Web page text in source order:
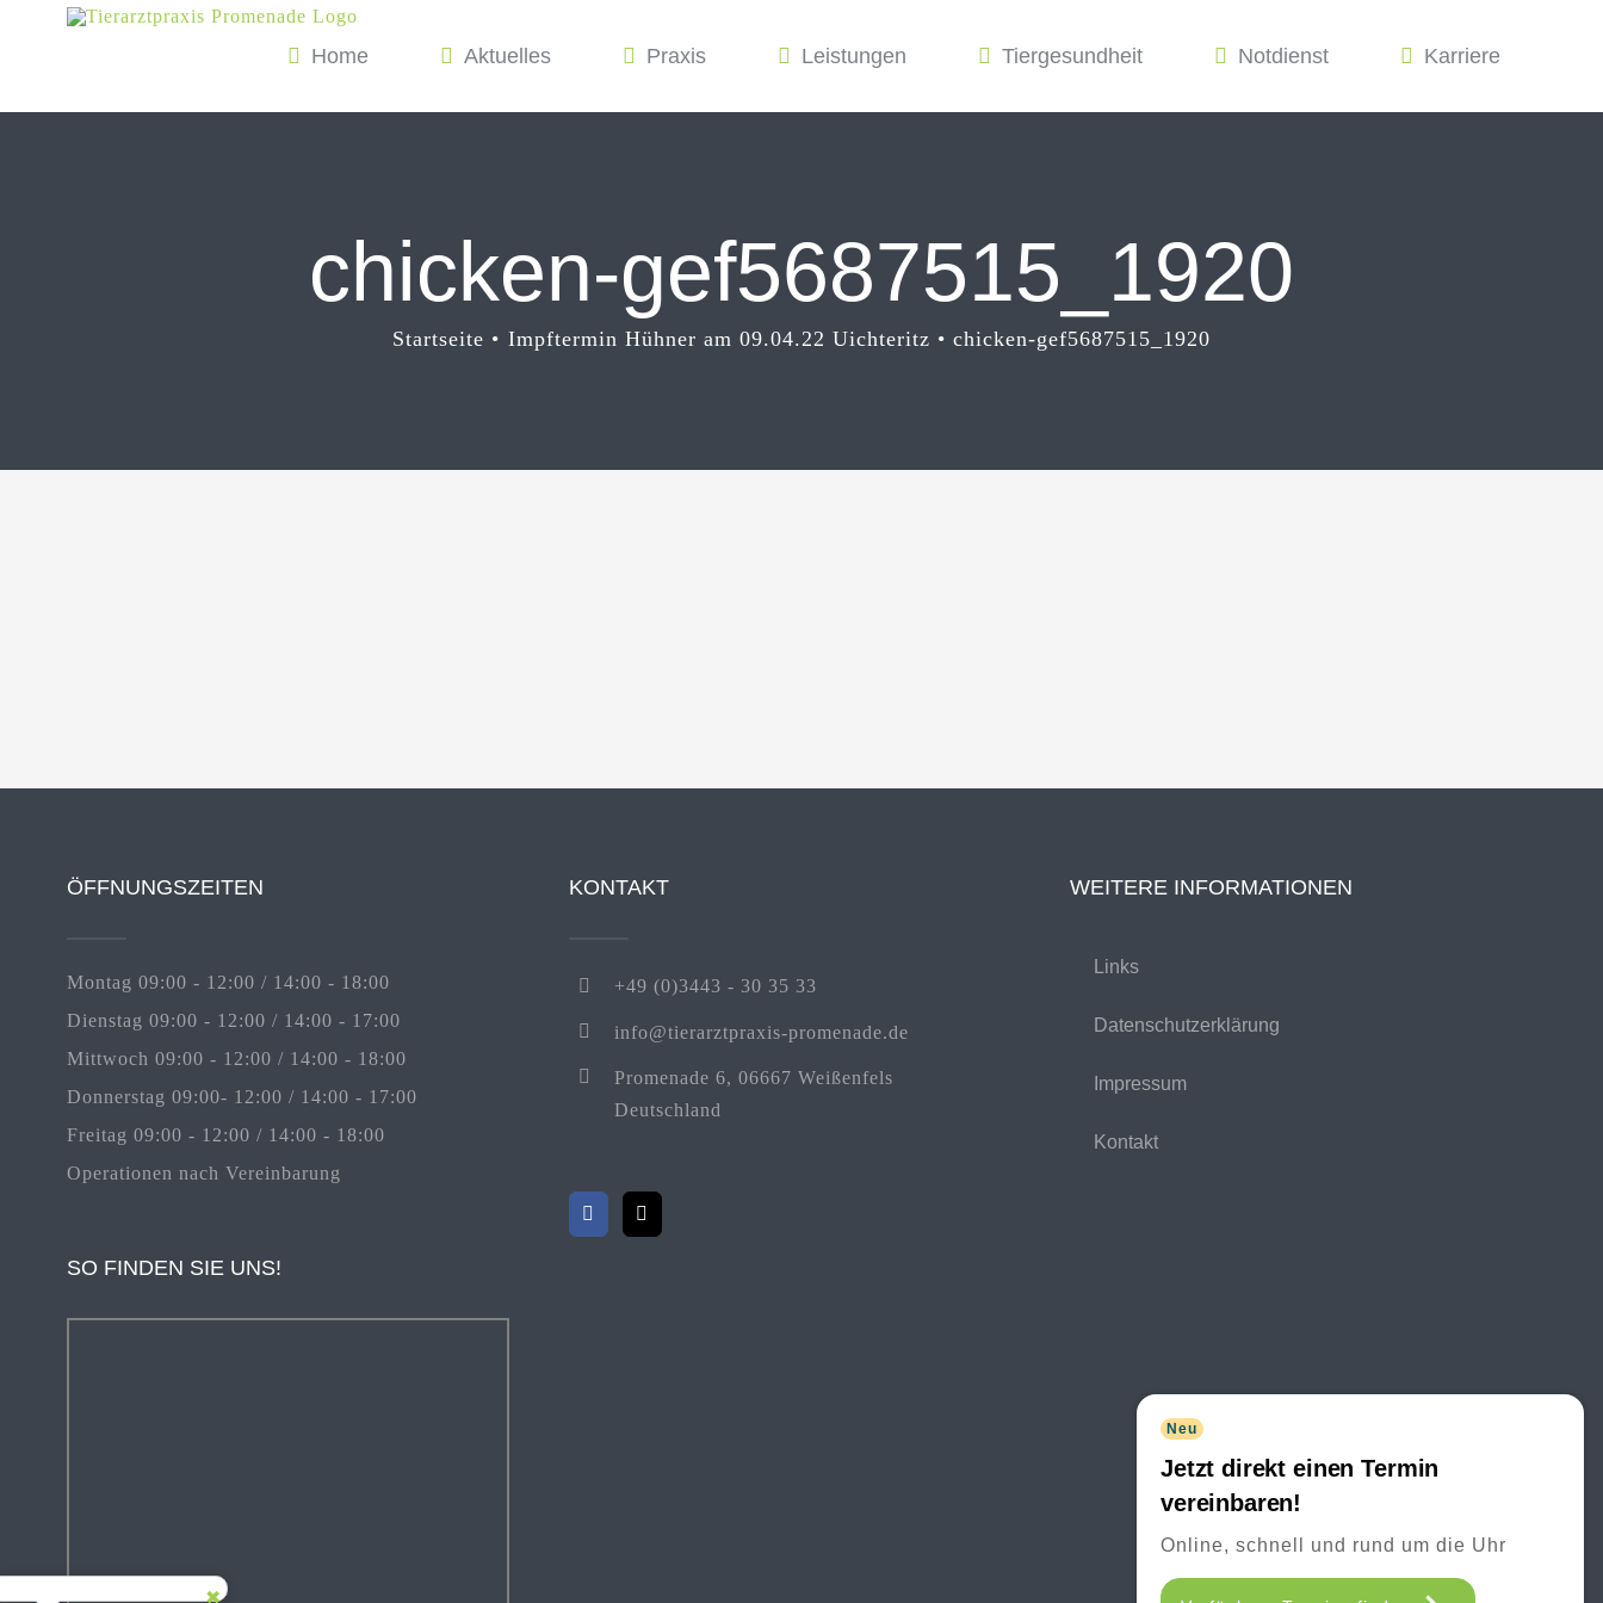
Neu
Jetzt direkt einen Termin
vereinbaren!
Online, schnell und rund um die Uhr
Home Aktuelles Praxis Leistungen Tiergesundheit Notdienst Karriere
chicken-gef5687515_1920
Startseite Impftermin Hühner am 09.04.22 Uichteritz chicken-gef5687515_1920
ÖFFNUNGSZEITEN
Montag 09:00 - 12:00 / 14:00 - 18:00
Dienstag 09:00 - 12:00 / 14:00 - 17:00
Mittwoch 09:00 - 12:00 / 14:00 - 18:00
Donnerstag 09:00- 12:00 / 14:00 - 17:00
Freitag 09:00 - 12:00 / 14:00 - 18:00
Operationen nach Vereinbarung
SO FINDEN SIE UNS!
KONTAKT
+49 (0)3443 - 30 35 33
info@tierarztpraxis-promenade.de
Promenade 6, 06667 Weißenfels
Deutschland
WEITERE INFORMATIONEN
Links
Datenschutzerklärung
Impressum
Kontakt